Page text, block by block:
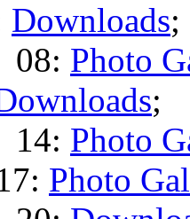
Downloads
Photo
;
Photo
Photo